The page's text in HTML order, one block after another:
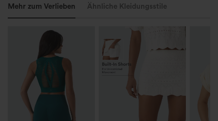
Mehr zum Verlieben Ähnliche Kleidungsstile